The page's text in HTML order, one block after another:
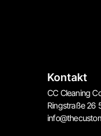
Kontakt
CC Cleaning
Ringstraße 26